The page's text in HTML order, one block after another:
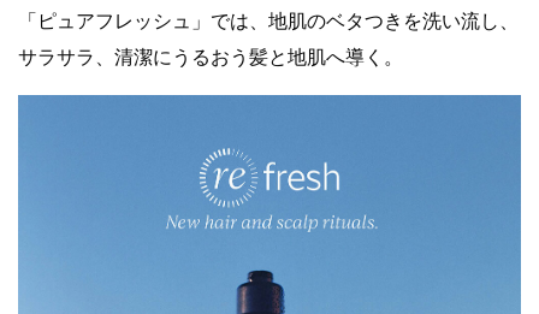
「ピュアフレッシュ」では、地肌のベタつきを洗い流し、
サラサラ、清潔にうるおう髪と地肌へ導く。